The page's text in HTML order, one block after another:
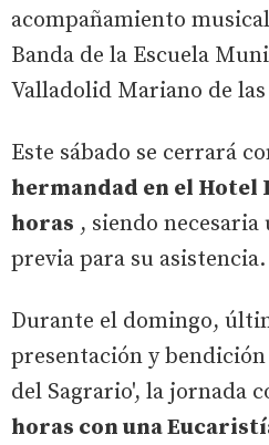
acompañamiento
Banda de la Escuela
Valladolid Mariano de
Este sábado se cerrará
hermandad en el Hotel
horas , siendo
previa para su asistencia.
Durante el domingo,
presentación y
del Sagrario', la jornada
horas con una